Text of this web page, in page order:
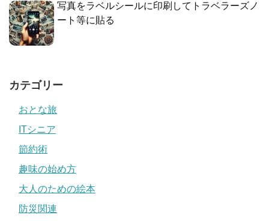
写真をラベルシールに印刷してトラベラーズノ
ート等に貼る
カテゴリー
おとな旅
ITシニア
節約術
趣味の始め方
大人のための絵本
防災関連